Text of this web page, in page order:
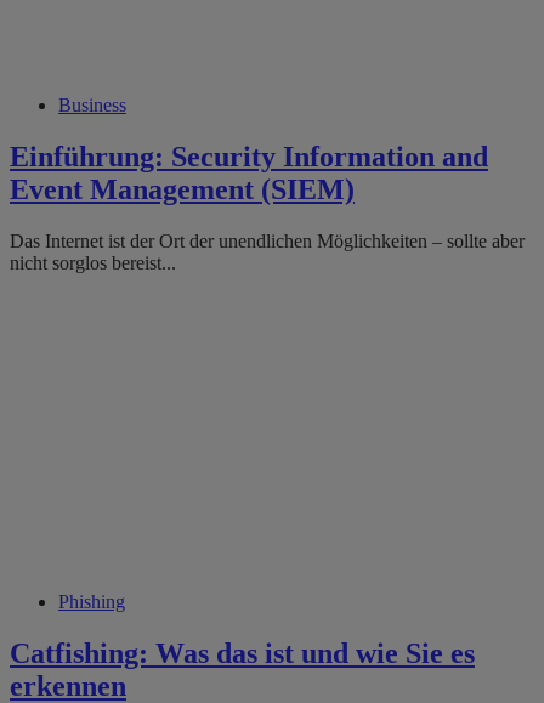
Business
Einführung: Security Information and
Event Management (SIEM)
Das Internet ist der Ort der unendlichen Möglichkeiten – sollte aber
nicht sorglos bereist...
Phishing
Catfishing: Was das ist und wie Sie es
erkennen